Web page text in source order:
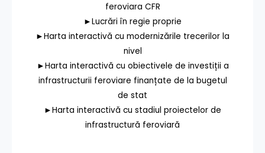
feroviara CFR
►Lucrări în regie proprie
►Harta interactivă cu modernizările trecerilor la
nivel
►Harta interactivă cu obiectivele de investiții a
infrastructurii feroviare finanțate de la bugetul
de stat
►Harta interactivă cu stadiul proiectelor de
infrastructură feroviară